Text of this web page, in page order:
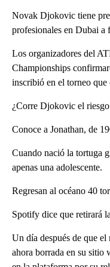
Novak Djokovic tiene
profesionales en Dubai a
Los organizadores del
Championships
inscribió en el torneo que
¿Corre Djokovic el
Conoce a Jonathan, de
Cuando nació la tortuga
apenas una adolescente.
Regresan al océano 40
Spotify dice que retirará
Un día después de que
ahora borrada en su sitio